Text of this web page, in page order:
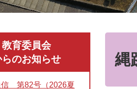
縄
教育委員会
らのお知らせ
信 第82号（2026夏